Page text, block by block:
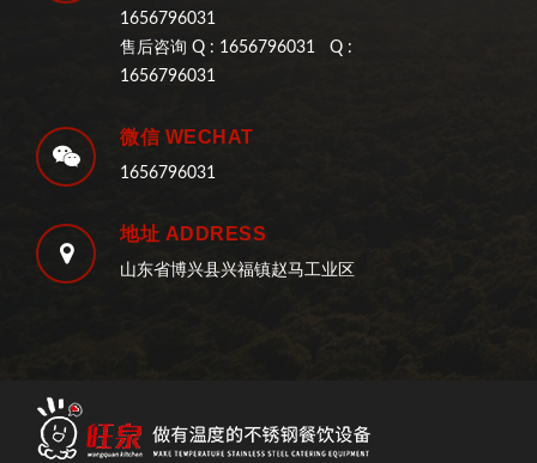
1656796031
售后咨询 Q : 1656796031 Q :
1656796031
微信 WECHAT
1656796031
地址 ADDRESS
山东省博兴县兴福镇赵马工业区